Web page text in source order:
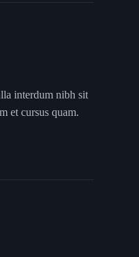
interdum nibh sit
et cursus quam.